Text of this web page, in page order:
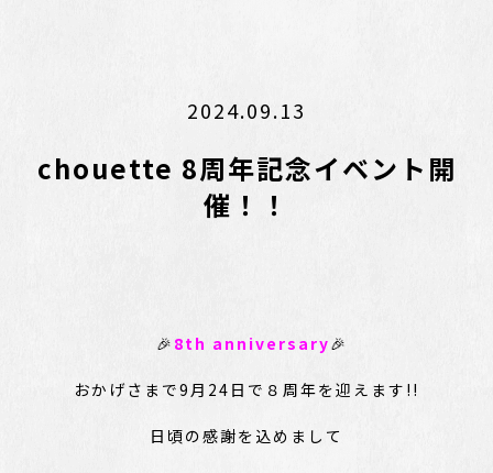
2024.09.13
chouette 8周年記念イベント開
催！！
🎉 8th anniversary🎉
おかげさまで9月24日で８周年を迎えます!!
日頃の感謝を込めまして